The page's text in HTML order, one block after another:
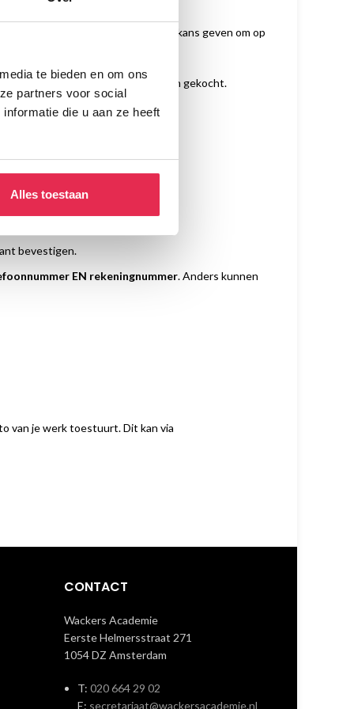
te bieden en om ons
partners voor social
die u aan ze heeft
Alles toestaan
expositie waarbij we iedereen de kans geven om op
en kunnen voor 75 euro worden gekocht.
werk, aan jou de keuze.
bevestigen.
EN rekeningnummer. Anders kunnen
van je werk toestuurt. Dit kan via
CONTACT
Wackers Academie
Eerste Helmersstraat 271
1054 DZ Amsterdam
T: 020 664 29 02
E: secretariaat@wackersacademie.nl